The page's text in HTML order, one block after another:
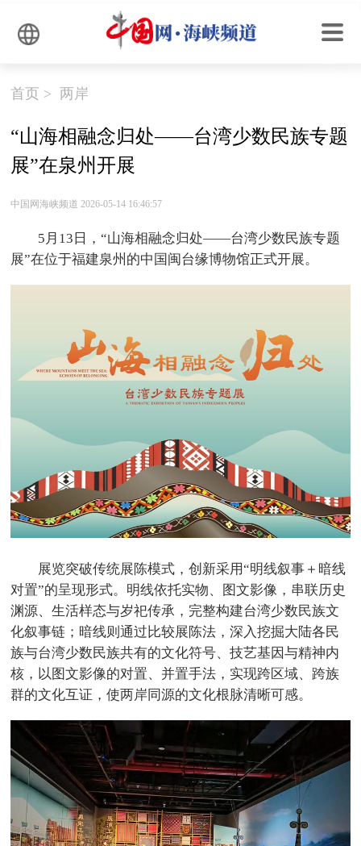
首页 > 两岸
“山海相融念归处——台湾少数民族专题
展”在泉州开展
中国网海峡频道 2026-05-14 16:46:57
5月13日，“山海相融念归处——台湾少数民族专题
展”在位于福建泉州的中国闽台缘博物馆正式开展。
展览突破传统展陈模式，创新采用“明线叙事＋暗线
对置”的呈现形式。明线依托实物、图文影像，串联历史
渊源、生活样态与岁祀传承，完整构建台湾少数民族文
化叙事链；暗线则通过比较展陈法，深入挖掘大陆各民
族与台湾少数民族共有的文化符号、技艺基因与精神内
核，以图文影像的对置、并置手法，实现跨区域、跨族
群的文化互证，使两岸同源的文化根脉清晰可感。